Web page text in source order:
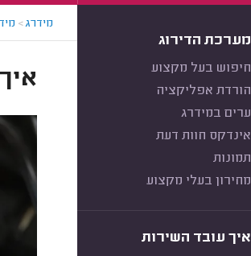
מערכת הדירוג
חיפוש בעל מקצוע
הורדת אפליקציה
ערים במידרג
אינדקס חוות דעת
תמונות
מחירון בעלי מקצוע
איך עובד השירות
מידרג>